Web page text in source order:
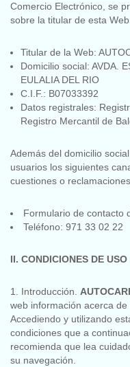
Comercio Electrónico, se
sobre la titular de esta
Titular de la Web:
Domicilio social: AVDA.
EULALIA DEL RIO
C.I.F.: B07033392
Datos registrales:
Registro Mercantil de
Además del domicilio
usuarios los siguientes
cuestiones o
Formulario de contacto
Teléfono: 971 33 02 22
II. CONDICIONES DE USO
1. Introducción.
web información acerca
Accediendo y utilizando
condiciones que a
recomienda que lea
su navegación.